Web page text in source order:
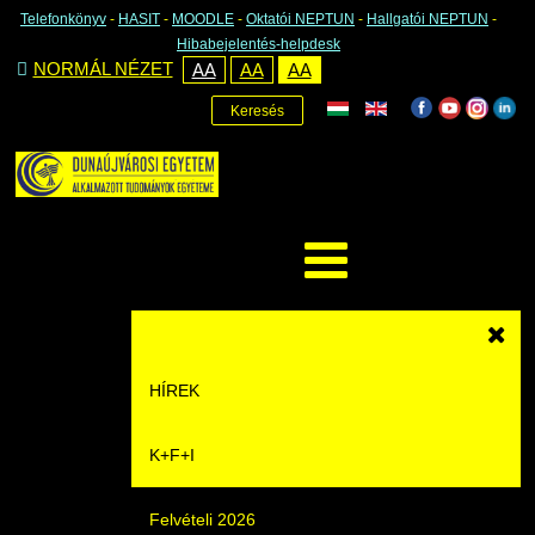
Telefonkönyv - HASIT - MOODLE - Oktatói NEPTUN - Hallgatói NEPTUN -
Hibabejelentés-helpdesk
NORMÁL NÉZET AA AA AA
Keresés
HÍREK
Hírek
Események
K+F+I
Felvételi 2026